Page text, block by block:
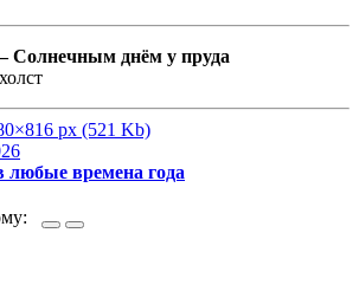
Солнечным днём у пруда
px (521 Kb)
любые времена года